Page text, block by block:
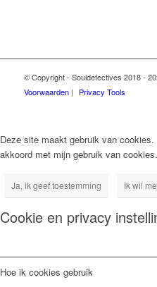
© Copyright - Souldetectives 2018 -
Voorwaarden| Privacy Tools
Deze site maakt gebruik van
akkoord met mijn gebruik van cookies.
Ja, ik geef toestemming Ik wil
Cookie en privacy
Hoe ik cookies gebruik